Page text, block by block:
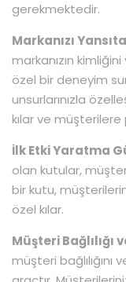
gerekmektedir.
Markanızı
markanızın
özel bir deneyim
unsurlarınızla
kılar ve
İlk Etki Yaratma
olan kutular,
bir kutu,
özel kılar.
Müşteri
müşteri